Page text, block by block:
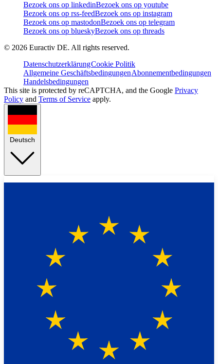
Bezoek ons op linkedinBezoek ons op youtube
Bezoek ons op rss-feedBezoek ons op instagram
Bezoek ons op mastodonBezoek ons op telegram
Bezoek ons op blueskyBezoek ons op threads
© 2026 Euractiv DE. All rights reserved.
DatenschutzerklärungCookie Politik
Allgemeine GeschäftsbedingungenAbonnementbedingungen
Handelsbedingungen
This site is protected by reCAPTCHA, and the Google Privacy
Policy and Terms of Service apply.
Deutsch